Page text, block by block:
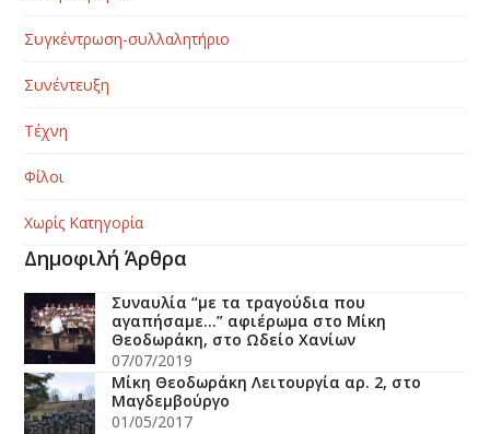
Συγκέντρωση-συλλαλητήριο
Συνέντευξη
Τέχνη
Φίλοι
Χωρίς Κατηγορία
Δημοφιλή Άρθρα
Συναυλία “με τα τραγούδια που
αγαπήσαμε…” αφιέρωμα στο Μίκη
Θεοδωράκη, στο Ωδείο Χανίων
07/07/2019
Μίκη Θεοδωράκη Λειτουργία αρ. 2, στο
Μαγδεμβούργο
01/05/2017